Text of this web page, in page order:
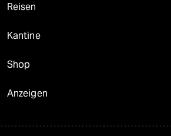
Reisen
Kantine
Shop
Anzeigen